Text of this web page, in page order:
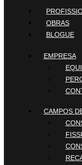
OBRAS
BLOGUE
EMPRESA
CAMPOS